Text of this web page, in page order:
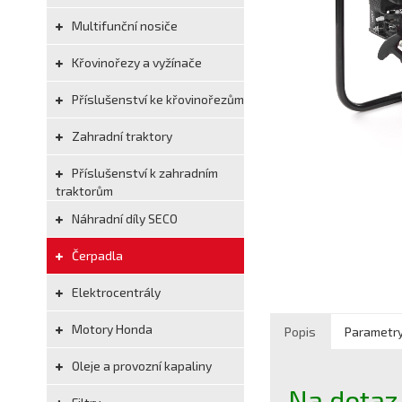
Multifunční nosiče
Křovinořezy a vyžínače
Příslušenství ke křovinořezům
Zahradní traktory
Příslušenství k zahradním
traktorům
Náhradní díly SECO
Čerpadla
Elektrocentrály
Motory Honda
Oleje a provozní kapaliny
Popis